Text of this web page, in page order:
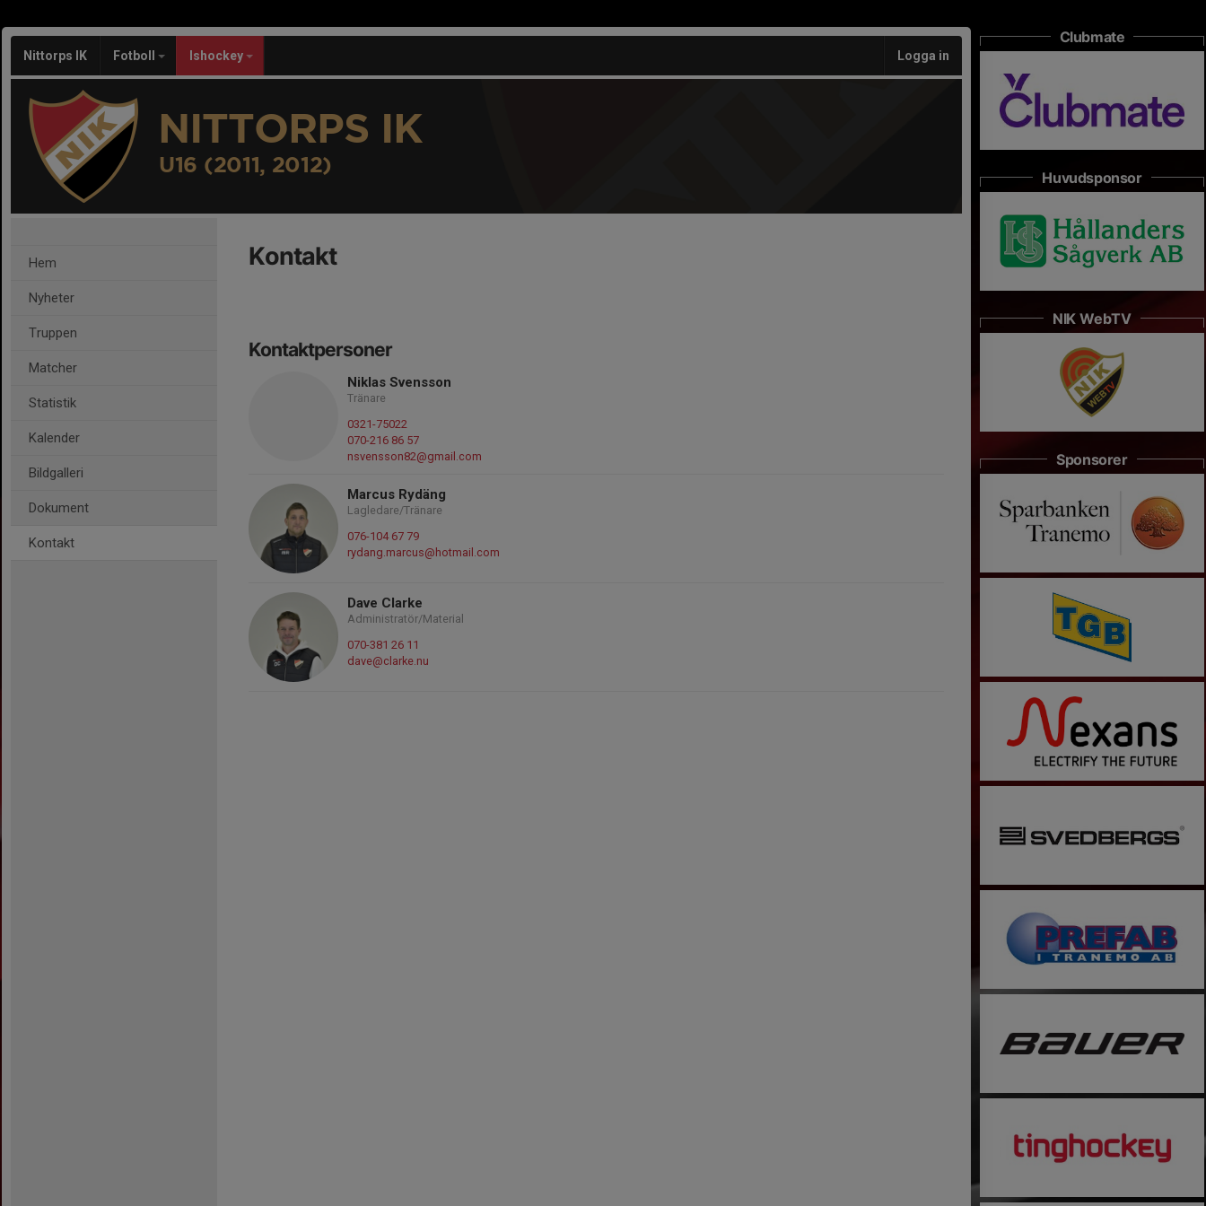
Nittorps IK Fotboll Ishockey Logga in
NITTORPS IK
U16 (2011, 2012)
Hem
Nyheter
Truppen
Matcher
Statistik
Kalender
Bildgalleri
Dokument
Kontakt
Kontakt
Kontaktpersoner
Niklas Svensson
Tränare
0321-75022
070-216 86 57
nsvensson82@gmail.com
Marcus Rydäng
Lagledare/Tränare
076-104 67 79
rydang.marcus@hotmail.com
Dave Clarke
Administratör/Material
070-381 26 11
dave@clarke.nu
Clubmate
Huvudsponsor
NIK WebTV
Sponsorer